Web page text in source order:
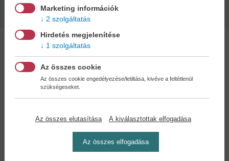
2024
Kedvenc kategóriák
Marketing információk
2 szolgáltatás
Hirdetés megjelenítése
1 szolgáltatás
Az összes cookie
Az összes cookie engedélyezése/letiltása, kivéve a feltétlenül
szükségeseket.
Az összes elutasítása A kiválasztottak elfogadása
Az összes elfogadása